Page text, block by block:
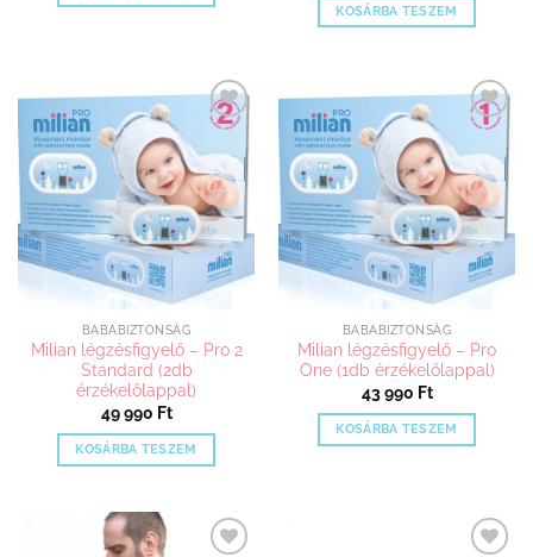
KOSÁRBA TESZEM
Kedvenceimhez
adom
BABABIZTONSÁG
Milian légzésfigyelő – Pro 2
Standard (2db
érzékelőlappal)
49 990 Ft
KOSÁRBA TESZEM
Kedvenceimhez
adom
BABABIZTONSÁG
Milian légzésfigyelő – Pro
One (1db érzékelőlappal)
43 990 Ft
KOSÁRBA TESZEM